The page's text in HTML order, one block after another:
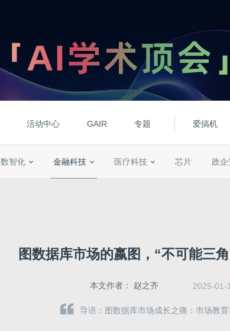
活动中心 GAIR 专题 爱搞机
数智化 金融科技 医疗科技 芯片 政企
图数据库市场的嬴图，“不可能三
本文作者： 赵之齐 2025-01-
导语：图数据库市场成长之痛：市场教育